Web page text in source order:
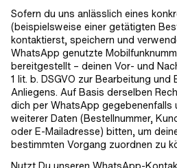
Sofern du uns anlässlich eines
(beispielsweise einer getätigten
kontaktierst, speichern und
WhatsApp genutzte
bereitgestellt – deinen Vor- und
1 lit. b. DSGVO zur Bearbeitung
Anliegens. Auf Basis derselben
dich per WhatsApp gegebenenfalls
weiterer Daten (Bestellnummer,
oder E-Mailadresse) bitten, um
bestimmten Vorgang zuordnen zu